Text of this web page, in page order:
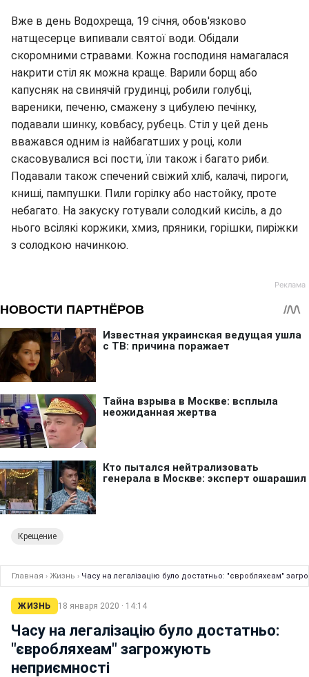
Вже в день Водохреща, 19 січня, обов'язково
натщесерце випивали святої води. Обідали
скоромними стравами. Кожна господиня намагалася
накрити стіл як можна краще. Варили борщ або
капусняк на свинячій грудинці, робили голубці,
вареники, печеню, смажену з цибулею печінку,
подавали шинку, ковбасу, рубець. Стіл у цей день
вважався одним із найбагатших у році, коли
скасовувалися всі пости, їли також і багато риби.
Подавали також спечений свіжий хліб, калачі, пироги,
книші, пампушки. Пили горілку або настойку, проте
небагато. На закуску готували солодкий кисіль, а до
нього всілякі коржики, хмиз, пряники, горішки, пиріжки
з солодкою начинкою.
Крещение
Главная › Жизнь › Часу на легалізацію було достатньо: "євробляхеам"
ЖИЗНЬ 18 января 2020 · 14:14
Часу на легалізацію було достатньо:
"євробляхеам" загрожують
неприємності